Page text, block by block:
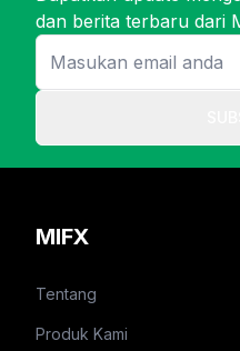
dan berita terbaru dari
MIFX
Tentang
Produk Kami